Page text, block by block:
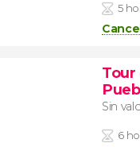
5
Tour
Sin
6